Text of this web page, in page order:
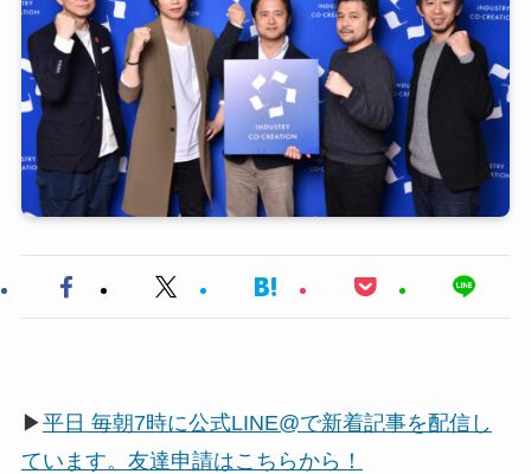
▶平日 毎朝7時に公式LINE@で新着記事を配信し
ています。友達申請はこちらから！